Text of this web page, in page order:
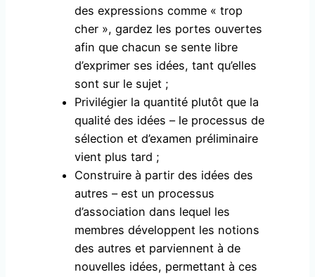
des expressions comme « trop
cher », gardez les portes ouvertes
afin que chacun se sente libre
d’exprimer ses idées, tant qu’elles
sont sur le sujet ;
Privilégier la quantité plutôt que la
qualité des idées – le processus de
sélection et d’examen préliminaire
vient plus tard ;
Construire à partir des idées des
autres – est un processus
d’association dans lequel les
membres développent les notions
des autres et parviennent à de
nouvelles idées, permettant à ces